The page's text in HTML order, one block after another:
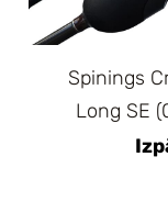
Spinings
Long SE